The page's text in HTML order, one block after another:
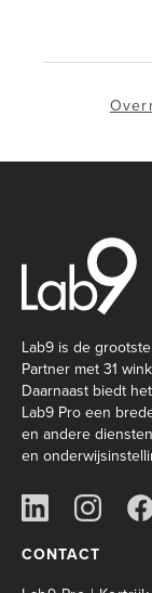
Lab9 is de
Partner met 31
Daarnaast biedt
Lab9 Pro een
en andere
en
CONTACT